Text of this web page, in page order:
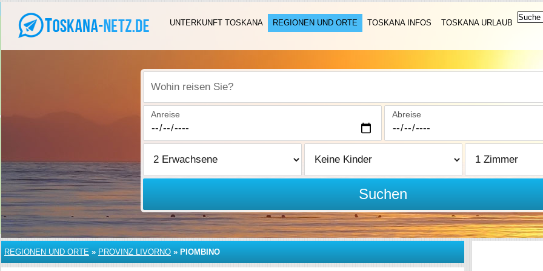
UNTERKUNFT TOSKANA REGIONEN UND ORTE TOSKANA INFOS TOSKANA URLAUB
Wohin reisen Sie?
Anreise Abreise
Suchen
REGIONEN UND ORTE » PROVINZ LIVORNO » PIOMBINO